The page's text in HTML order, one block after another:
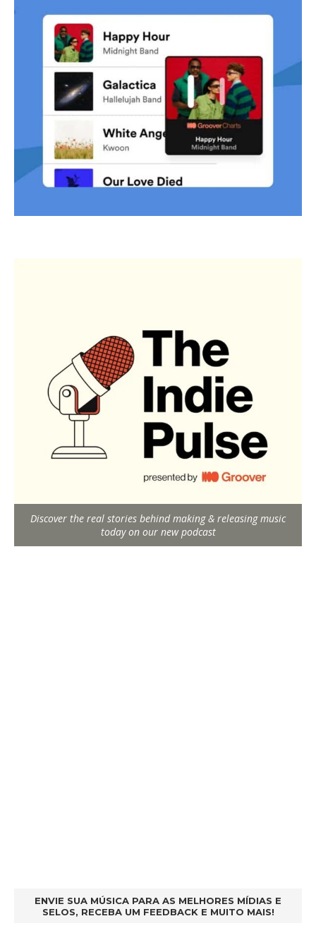
Discover the real stories behind making & releasing music
today on our new podcast
ENVIE SUA MÚSICA PARA AS MELHORES MÍDIAS E
SELOS, RECEBA UM FEEDBACK E MUITO MAIS!